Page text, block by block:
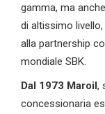
gamma, ma
di altissimo
alla partnership
mondiale SBK.
Dal 1973 Maroil,
concessionaria